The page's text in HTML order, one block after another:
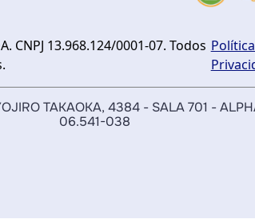
CNPJ 13.968.124/0001-07. Todos
TAKAOKA, 4384 - SALA 701 -
06.541-038